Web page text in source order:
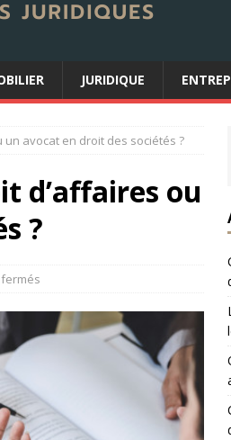
JURIDIQUE
un avocat en droit des sociétés ?
d’affaires ou
?